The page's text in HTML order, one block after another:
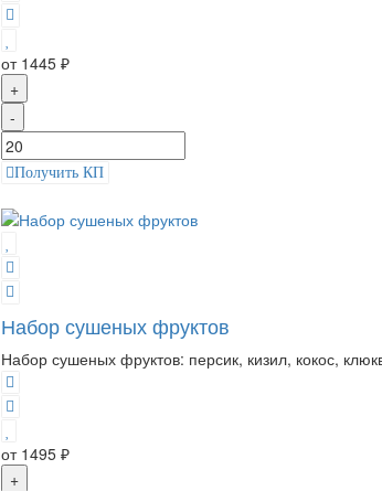
от 1445 ₽
+
-
Получить КП
Набор сушеных фруктов
Набор сушеных фруктов: персик, кизил, кокос,
от 1495 ₽
+